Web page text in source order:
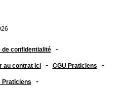
de confidentialité -
au contrat ici - CGU Praticiens -
Praticiens -